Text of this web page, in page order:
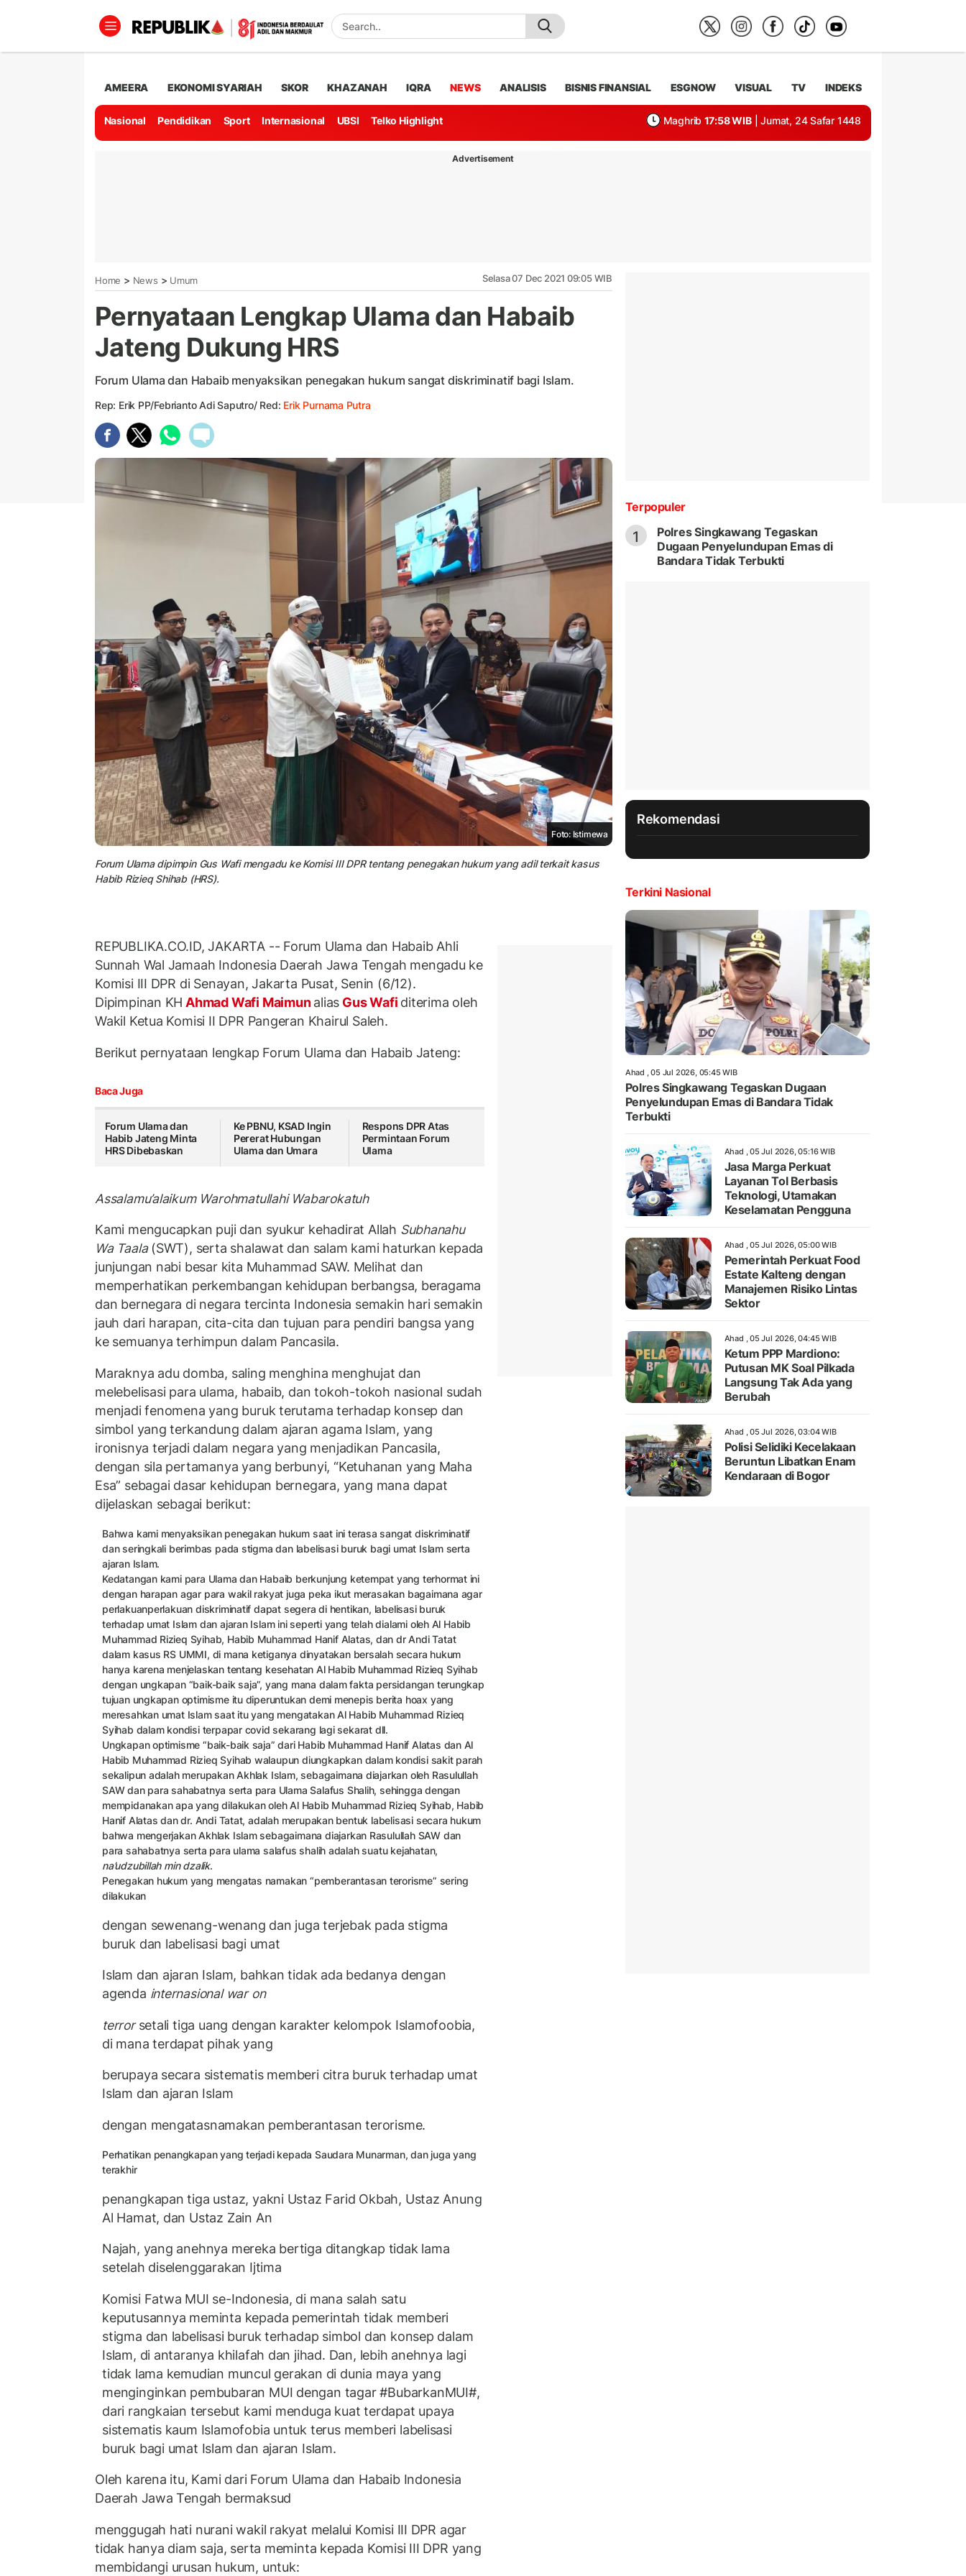
AMEERA EKONOMI SYARIAH SKOR KHAZANAH IQRA NEWS ANALISIS BISNIS FINANSIAL ESGNOW VISUAL TV INDEKS
Nasional Pendidikan Sport Internasional UBSI Telko Highlight Maghrib 17:58 WIB | Jumat, 24 Safar 1448
Advertisement
Home > News > Umum Selasa 07 Dec 2021 09:05 WIB
Pernyataan Lengkap Ulama dan Habaib
Jateng Dukung HRS
Forum Ulama dan Habaib menyaksikan penegakan hukum sangat diskriminatif bagi Islam.
Rep: Erik PP/Febrianto Adi Saputro/ Red: Erik Purnama Putra
Foto: Istimewa
Forum Ulama dipimpin Gus Wafi mengadu ke Komisi III DPR tentang penegakan hukum yang adil terkait kasus
Habib Rizieq Shihab (HRS).
REPUBLIKA.CO.ID, JAKARTA -- Forum Ulama dan Habaib Ahli
Sunnah Wal Jamaah Indonesia Daerah Jawa Tengah mengadu ke
Komisi III DPR di Senayan, Jakarta Pusat, Senin (6/12).
Dipimpinan KH Ahmad Wafi Maimunalias Gus Wafi diterima oleh
Wakil Ketua Komisi II DPR Pangeran Khairul Saleh.
Berikut pernyataan lengkap Forum Ulama dan Habaib Jateng:
Baca Juga
Forum Ulama dan
Habib Jateng Minta
HRS Dibebaskan
Ke PBNU, KSAD Ingin
Pererat Hubungan
Ulama dan Umara
Respons DPR Atas
Permintaan Forum
Ulama
Assalamu’alaikum Warohmatullahi Wabarokatuh
Kami mengucapkan puji dan syukur kehadirat Allah Subhanahu
Wa Taala(SWT), serta shalawat dan salam kami haturkan kepada
junjungan nabi besar kita Muhammad SAW. Melihat dan
memperhatikan perkembangan kehidupan berbangsa, beragama
dan bernegara di negara tercinta Indonesia semakin hari semakin
jauh dari harapan, cita-cita dan tujuan para pendiri bangsa yang
ke semuanya terhimpun dalam Pancasila.
Maraknya adu domba, saling menghina menghujat dan
melebelisasi para ulama, habaib, dan tokoh-tokoh nasional sudah
menjadi fenomena yang buruk terutama terhadap konsep dan
simbol yang terkandung dalam ajaran agama Islam, yang
ironisnya terjadi dalam negara yang menjadikan Pancasila,
dengan sila pertamanya yang berbunyi, “Ketuhanan yang Maha
Esa” sebagai dasar kehidupan bernegara, yang mana dapat
dijelaskan sebagai berikut:
Bahwa kami menyaksikan penegakan hukum saat ini terasa sangat diskriminatif
dan seringkali berimbas pada stigma dan labelisasi buruk bagi umat Islam serta
ajaran Islam.
Kedatangan kami para Ulama dan Habaib berkunjung ketempat yang terhormat ini
dengan harapan agar para wakil rakyat juga peka ikut merasakan bagaimana agar
perlakuanperlakuan diskriminatif dapat segera di hentikan, labelisasi buruk
terhadap umat Islam dan ajaran Islam ini seperti yang telah dialami oleh Al Habib
Muhammad Rizieq Syihab, Habib Muhammad Hanif Alatas, dan dr Andi Tatat
dalam kasus RS UMMI, di mana ketiganya dinyatakan bersalah secara hukum
hanya karena menjelaskan tentang kesehatan Al Habib Muhammad Rizieq Syihab
dengan ungkapan “baik-baik saja”, yang mana dalam fakta persidangan terungkap
tujuan ungkapan optimisme itu diperuntukan demi menepis berita hoax yang
meresahkan umat Islam saat itu yang mengatakan Al Habib Muhammad Rizieq
Syihab dalam kondisi terpapar covid sekarang lagi sekarat dll.
Ungkapan optimisme “baik-baik saja” dari Habib Muhammad Hanif Alatas dan Al
Habib Muhammad Rizieq Syihab walaupun diungkapkan dalam kondisi sakit parah
sekalipun adalah merupakan Akhlak Islam, sebagaimana diajarkan oleh Rasulullah
SAW dan para sahabatnya serta para Ulama Salafus Shalih, sehingga dengan
mempidanakan apa yang dilakukan oleh Al Habib Muhammad Rizieq Syihab, Habib
Hanif Alatas dan dr. Andi Tatat, adalah merupakan bentuk labelisasi secara hukum
bahwa mengerjakan Akhlak Islam sebagaimana diajarkan Rasulullah SAW dan
para sahabatnya serta para ulama salafus shalih adalah suatu kejahatan,
na’udzubillah min dzalik.
Penegakan hukum yang mengatas namakan “pemberantasan terorisme” sering
dilakukan
dengan sewenang-wenang dan juga terjebak pada stigma
buruk dan labelisasi bagi umat
Islam dan ajaran Islam, bahkan tidak ada bedanya dengan
agenda internasional war on
terrorsetali tiga uang dengan karakter kelompok Islamofoobia,
di mana terdapat pihak yang
berupaya secara sistematis memberi citra buruk terhadap umat
Islam dan ajaran Islam
dengan mengatasnamakan pemberantasan terorisme.
Perhatikan penangkapan yang terjadi kepada Saudara Munarman, dan juga yang
terakhir
penangkapan tiga ustaz, yakni Ustaz Farid Okbah, Ustaz Anung
Al Hamat, dan Ustaz Zain An
Najah, yang anehnya mereka bertiga ditangkap tidak lama
setelah diselenggarakan Ijtima
Komisi Fatwa MUI se-Indonesia, di mana salah satu
keputusannya meminta kepada pemerintah tidak memberi
stigma dan labelisasi buruk terhadap simbol dan konsep dalam
Islam, di antaranya khilafah dan jihad. Dan, lebih anehnya lagi
tidak lama kemudian muncul gerakan di dunia maya yang
menginginkan pembubaran MUI dengan tagar #BubarkanMUI#,
dari rangkaian tersebut kami menduga kuat terdapat upaya
sistematis kaum Islamofobia untuk terus memberi labelisasi
buruk bagi umat Islam dan ajaran Islam.
Oleh karena itu, Kami dari Forum Ulama dan Habaib Indonesia
Daerah Jawa Tengah bermaksud
menggugah hati nurani wakil rakyat melalui Komisi III DPR agar
tidak hanya diam saja, serta meminta kepada Komisi III DPR yang
membidangi urusan hukum, untuk:
Terpopuler
1
Polres Singkawang Tegaskan
Dugaan Penyelundupan Emas di
Bandara Tidak Terbukti
Rekomendasi
Terkini Nasional
Ahad , 05 Jul 2026, 05:45 WIB
Polres Singkawang Tegaskan Dugaan
Penyelundupan Emas di Bandara Tidak
Terbukti
Ahad , 05 Jul 2026, 05:16 WIB
Jasa Marga Perkuat
Layanan Tol Berbasis
Teknologi, Utamakan
Keselamatan Pengguna
Ahad , 05 Jul 2026, 05:00 WIB
Pemerintah Perkuat Food
Estate Kalteng dengan
Manajemen Risiko Lintas
Sektor
Ahad , 05 Jul 2026, 04:45 WIB
Ketum PPP Mardiono:
Putusan MK Soal Pilkada
Langsung Tak Ada yang
Berubah
Ahad , 05 Jul 2026, 03:04 WIB
Polisi Selidiki Kecelakaan
Beruntun Libatkan Enam
Kendaraan di Bogor